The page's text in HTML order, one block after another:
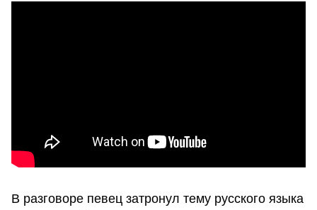
В разговоре певец затронул тему русского языка